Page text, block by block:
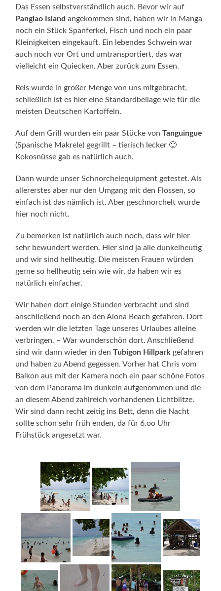
Das Essen selbstverständlich auch. Bevor wir auf
Panglao Island angekommen sind, haben wir in Manga
noch ein Stück Spanferkel, Fisch und noch ein paar
Kleinigkeiten eingekauft. Ein lebendes Schwein war
auch noch vor Ort und umtransportiert, das war
vielleicht ein Quiecken. Aber zurück zum Essen.
Reis wurde in großer Menge von uns mitgebracht,
schließlich ist es hier eine Standardbeilage wie für die
meisten Deutschen Kartoffeln.
Auf dem Grill wurden ein paar Stücke vonTanguingue
(Spanische Makrele) gegrillt – tierisch lecker 🙂
Kokosnüsse gab es natürlich auch.
Dann wurde unser Schnorchelequipment getestet. Als
allererstes aber nur den Umgang mit den Flossen, so
einfach ist das nämlich ist. Aber geschnorchelt wurde
hier noch nicht.
Zu bemerken ist natürlich auch noch, dass wir hier
sehr bewundert werden. Hier sind ja alle dunkelheutig
und wir sind hellheutig. Die meisten Frauen würden
gerne so hellheutig sein wie wir, da haben wir es
natürlich einfacher.
Wir haben dort einige Stunden verbracht und sind
anschließend noch an den Alona Beach gefahren. Dort
werden wir die letzten Tage unseres Urlaubes alleine
verbringen. – War wunderschön dort. Anschließend
sind wir dann wieder in denTubigon Hillpark gefahren
und haben zu Abend gegessen. Vorher hat Chris vom
Balkon aus mit der Kamera noch ein paar schöne Fotos
von dem Panorama im dunkeln aufgenommen und die
an diesem Abend zahlreich vorhandenen Lichtblitze.
Wir sind dann recht zeitig ins Bett, denn die Nacht
sollte schon sehr früh enden, da für 6.oo Uhr
Frühstück angesetzt war.